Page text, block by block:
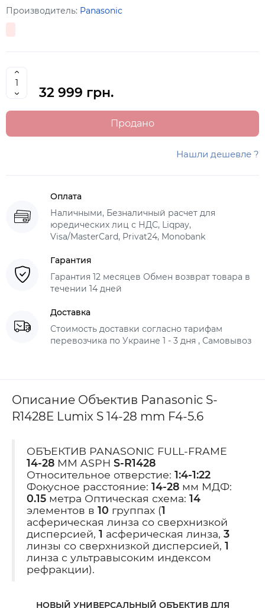
Производитель: Panasonic
32 999 грн.
Продано
Нашли дешевле ?
Оплата
Наличными, Безналичный расчет для
юредических лиц с НДС, Liqpay,
Visa/MasterCard, Privat24, Monobank
Гарантия
Гарантия 12 месяцев Обмен возврат товара в
течении 14 дней
Доставка
Стоимость доставки согласно тарифам
перевозчика по Украине 1 - 3 дня , Самовывоз
Описание Объектив Panasonic S-
R1428E Lumix S 14-28 mm F4-5.6
ОБЪЕКТИВ PANASONIC FULL-FRAME
14-28 MM ASPH S-R1428
Относительное отверстие: 1:4-1:22
Фокусное расстояние: 14-28 мм МДФ:
0.15 метра Оптическая схема: 14
элементов в 10 группах (1
асферическая линза со сверхнизкой
дисперсией, 1 асферическая линза, 3
линзы со сверхнизкой дисперсией, 1
линза с ультравысоким индексом
рефракции).
НОВЫЙ УНИВЕРСАЛЬНЫЙ ОБЪЕКТИВ ДЛЯ